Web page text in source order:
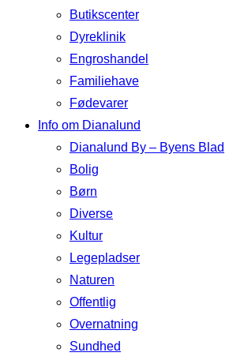
Butikscenter
Dyreklinik
Engroshandel
Familiehave
Fødevarer
Info om Dianalund
Dianalund By – Byens Blad
Bolig
Børn
Diverse
Kultur
Legepladser
Naturen
Offentlig
Overnatning
Sundhed